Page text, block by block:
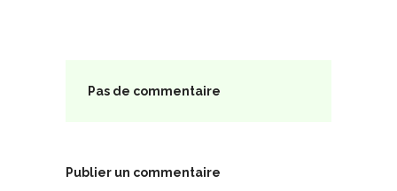
Pas de commentaire
Publier un commentaire